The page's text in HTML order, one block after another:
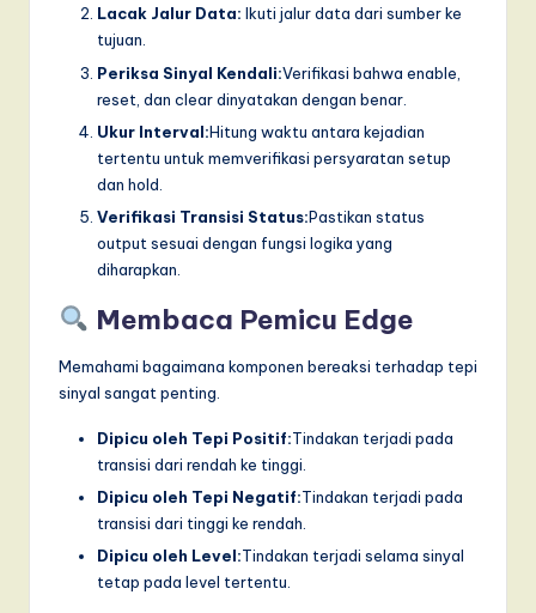
Lacak Jalur Data: Ikuti jalur data dari sumber ke
tujuan.
Periksa Sinyal Kendali:Verifikasi bahwa enable,
reset, dan clear dinyatakan dengan benar.
Ukur Interval:Hitung waktu antara kejadian
tertentu untuk memverifikasi persyaratan setup
dan hold.
Verifikasi Transisi Status:Pastikan status
output sesuai dengan fungsi logika yang
diharapkan.
Membaca Pemicu Edge
Memahami bagaimana komponen bereaksi terhadap tepi
sinyal sangat penting.
Dipicu oleh Tepi Positif:Tindakan terjadi pada
transisi dari rendah ke tinggi.
Dipicu oleh Tepi Negatif:Tindakan terjadi pada
transisi dari tinggi ke rendah.
Dipicu oleh Level:Tindakan terjadi selama sinyal
tetap pada level tertentu.